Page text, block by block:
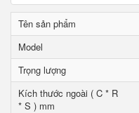
Tên sản phẩm
Model
Trọng lượng
Kích thước ngoài ( C * R
* S ) mm